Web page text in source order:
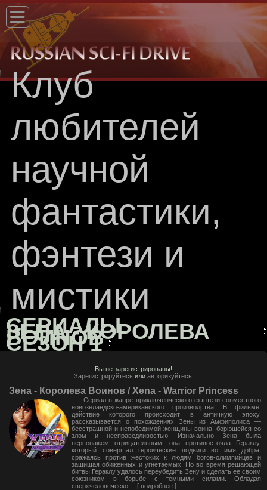
Клуб
любителей
научной
фантастики,
фэнтези и
мистики
СЕРИАЛЫ
ЗЕНА - КОРОЛЕВА
ВОИНОВ
СЕЗОН 1
Вы не зарегистрированы!
Зарегистрируйтесьили авторизуйтесь!
Зена - Королева Воинов / Xena - Warrior Princess
Сериал в жанре приключенческого фэнтези совместного
новозеландско-американского производства. В фильме,
действие которого происходит в античную эпоху,
рассказывается о похождениях Зены из Амфиполиса —
бесстрашной и непобедимой женщины-воина, борющейся со
злом и несправедливостью. Изначально Зена была
персонажем отрицательным, она противостояла Гераклу,
который совершал героические подвиги во имя добра,
сражаясь против жестоких к людям богов-олимпийцев и
защищая обиженных и угнетаемых. Но во время решающей
битвы Гераклу удалось переубедить Зену и сделать ее своим
союзником в борьбе с темными силами. Обладая
сверхчеловеческо ... [ подробнее ]